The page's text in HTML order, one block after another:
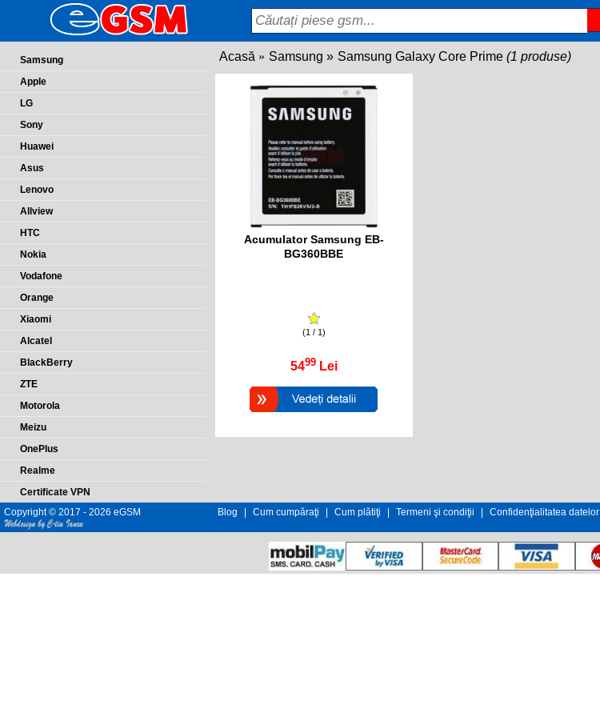
Samsung
Apple
LG
Sony
Huawei
Asus
Lenovo
Allview
HTC
Nokia
Vodafone
Orange
Xiaomi
Alcatel
BlackBerry
ZTE
Motorola
Meizu
OnePlus
Realme
Certificate VPN
Acasă Samsung Samsung Galaxy Core Prime (1 produse)
Acumulator Samsung EB-
BG360BBE
(1 / 1)
5499 Lei
Copyright © 2017 - 2026 eGSM Blog Cum cumpăraţi Cum plătiţi Termeni şi condiţii Confidenţialitatea datelor